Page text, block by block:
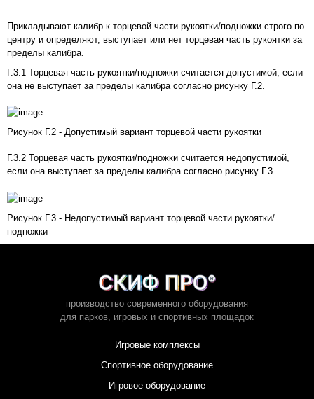
Прикладывают калибр к торцевой части рукоятки/подножки строго по
центру и определяют, выступает или нет торцевая часть рукоятки за
пределы калибра.
Г.3.1 Торцевая часть рукоятки/подножки считается допустимой, если
она не выступает за пределы калибра согласно рисунку Г.2
Рисунок Г.2 - Допустимый вариант торцевой части рукоятки
Г.3.2 Торцевая часть рукоятки/подножки считается недопустимой,
если она выступает за пределы калибра согласно рисунку Г.3.
Рисунок Г.3 - Недопустимый вариант торцевой части рукоятки/
подножки
производство современного оборудования
для парков, игровых и спортивных площадок
Игровые комплексы
Спортивное оборудование
Игровое оборудование